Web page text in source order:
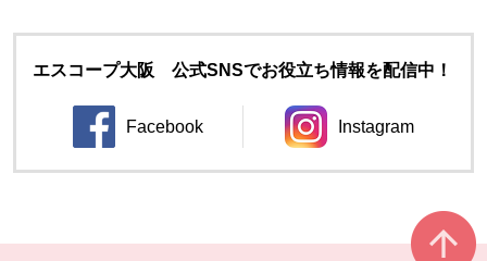
エスコープ大阪 公式SNSでお役立ち情報を配信中！
Facebook
別のウィンドウで開きます。
Instagram
別のウィンドウ